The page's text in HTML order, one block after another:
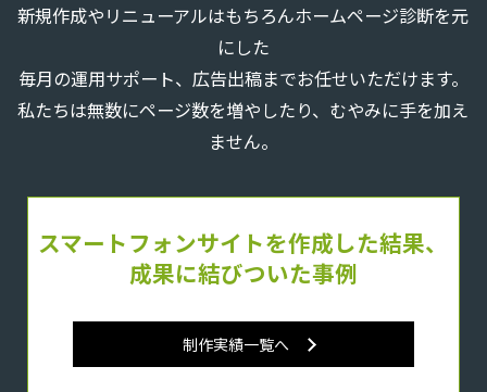
新規作成やリニューアルはもちろんホームページ診断を元
にした
毎月の運用サポート、広告出稿までお任せいただけます。
私たちは無数にページ数を増やしたり、むやみに手を加え
ません。
スマートフォンサイトを作成した結果、
成果に結びついた事例
制作実績一覧へ